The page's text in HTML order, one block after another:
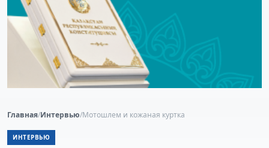
Главная/Интервью/Мотошлем и кожаная куртка
ИНТЕРВЬЮ